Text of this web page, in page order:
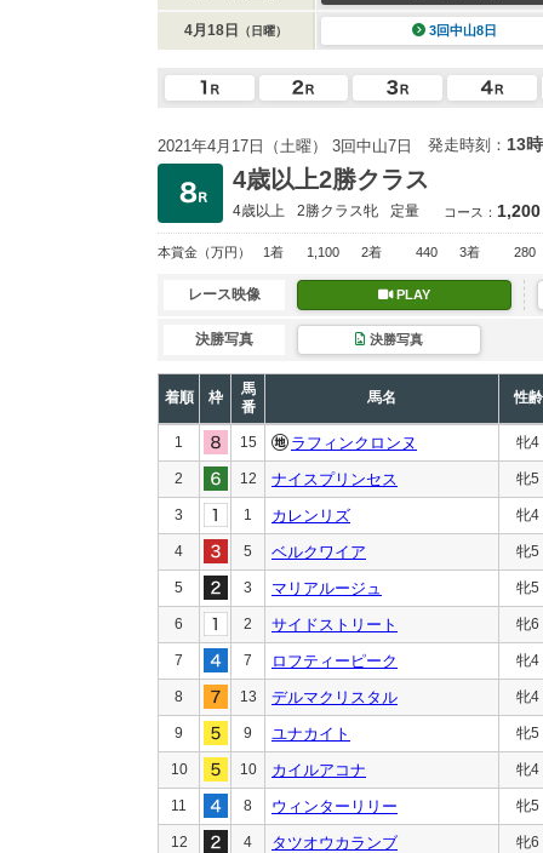
4月18日 （日曜） 3回中山8日
2021年4月17日（土曜） 3回中山7日 発走時刻： 13
4歳以上2勝クラス
4歳以上 2勝クラス牝 定量 コース： 1,200
本賞金 （万円） 1着 1,100 2着 440 3着 280
レース映像 PLAY
決勝写真 決勝写真
着順 枠
馬
番
馬名 性齢
1 15 ラフィンクロンヌ 牝4
2 12 ナイスプリンセス 牝5
3 1 カレンリズ 牝4
4 5 ベルクワイア 牝5
5 3 マリアルージュ 牝5
6 2 サイドストリート 牝6
7 7 ロフティーピーク 牝4
8 13 デルマクリスタル 牝4
9 9 ユナカイト 牝5
10 10 カイルアコナ 牝4
11 8 ウィンターリリー 牝5
12 4 タツオウカランブ 牝6